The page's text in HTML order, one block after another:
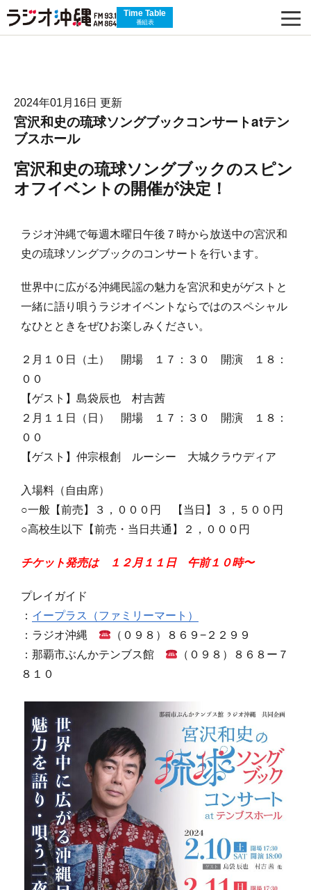
Time Table
番組表
2024年01月16日 更新
宮沢和史の琉球ソングブックコンサートatテン
ブスホール
宮沢和史の琉球ソングブックのスピン
オフイベントの開催が決定！
ラジオ沖縄で毎週木曜日午後７時から放送中の宮沢和
史の琉球ソングブックのコンサートを行います。
世界中に広がる沖縄民謡の魅力を宮沢和史がゲストと
一緒に語り唄うラジオイベントならではのスペシャル
なひとときをぜひお楽しみください。
２月１０日（土） 開場 １７：３０ 開演 １８：
００
【ゲスト】島袋辰也 村吉茜
２月１１日（日） 開場 １７：３０ 開演 １８：
００
【ゲスト】仲宗根創 ルーシー 大城クラウディア
入場料（自由席）
○一般【前売】３，０００円 【当日】３，５００円
○高校生以下【前売・当日共通】２，０００円
チケット発売は １２月１１日 午前１０時〜
プレイガイド
： イープラス（ファミリーマート）
：ラジオ沖縄
（０９８）８６９−２２９９
：那覇市ぶんかテンブス館
（０９８）８６８ー７
８１０